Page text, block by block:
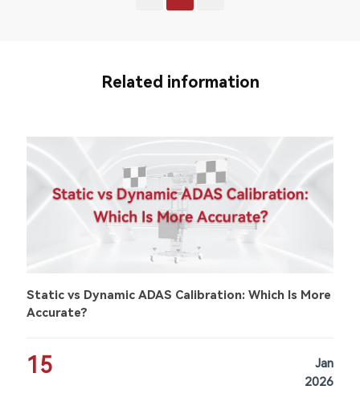
Related information
Static vs Dynamic ADAS Calibration: Which Is More
Accurate?
15
Jan
2026